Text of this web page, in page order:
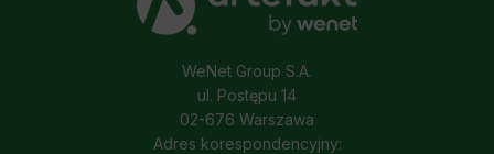
WeNet Group S.A.
ul. Postępu 14
02-676 Warszawa
Adres korespondencyjny: